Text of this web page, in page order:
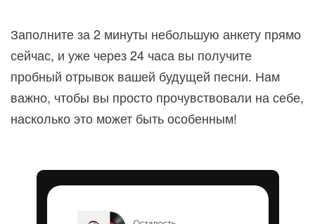
Заполните за 2 минуты небольшую анкету прямо
сейчас, и уже через 24 часа вы получите
пробный отрывок вашей будущей песни. Нам
важно, чтобы вы просто прочувствовали на себе,
насколько это может быть особенным!